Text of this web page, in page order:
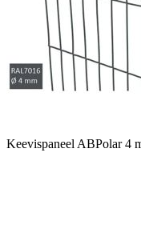
Keevispaneel ABPolar 4